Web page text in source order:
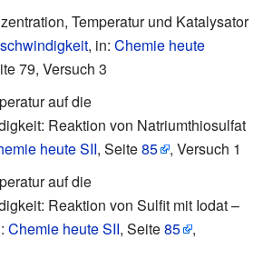
Temperatur und Katalysator
, in: Chemie heute
79, Versuch 3
auf die
Reaktion von Natriumthiosulfat
heute SII, Seite85
, Versuch 1
auf die
Reaktion von Sulfit mit Iodat –
Chemie heute SII, Seite85
,